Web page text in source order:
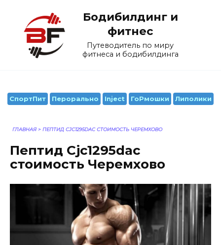
содержанию
Бодибилдинг и
фитнес
Путеводитель по миру
фитнеса и бодибилдинга
СпортПит Перорально Inject ГоРмошки Липолики
ГЛАВНАЯ > ПЕПТИД CJC1295DAC СТОИМОСТЬ ЧЕРЕМХОВО
Пептид Cjc1295dac
стоимость Черемхово